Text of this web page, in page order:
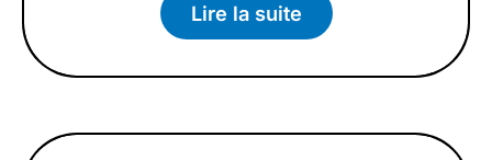
Lire la suite